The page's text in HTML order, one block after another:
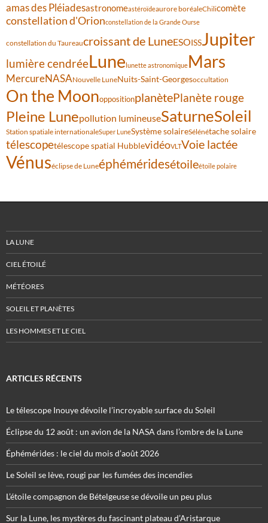
amas des Pléiadesastronomeastéroïdeaurore boréaleChilicomète
constellation d'Orionconstellation de la Grande Ourse
constellation du Taureaucroissant de LuneESOISSJupiter
lumière cendréeLunelunette astronomiqueMars
MercureNASANouvelle LuneNuits-Saint-Georgesoccultation
On the MoonoppositionplanètePlanète rouge
Pleine Lunepollution lumineuseSaturneSoleil
Station spatiale internationaleSuper LuneSystème solaireSélénétache solaire
télescopetélescope spatial HubblevidéoVLTVoie lactée
Vénuséclipse de Luneéphéméridesétoileétoile polaire
LA LUNE
CIEL ÉTOILÉ
MÉTÉORES
SOLEIL ET PLANÈTES
LES HOMMES ET LE CIEL
ARTICLES RÉCENTS
Le télescope Inouye dévoile l’incroyable surface du Soleil
Éclipse du 12 août : un avion de la NASA dans l’ombre de la Lune
Éphémérides : le ciel du mois d’août 2026
Le Soleil se lève, rougi par les fumées des incendies
L’étoile compagnon de Bételgeuse se dévoile un peu plus
Sur la Lune, les mystères du fascinant plateau d’Aristarque